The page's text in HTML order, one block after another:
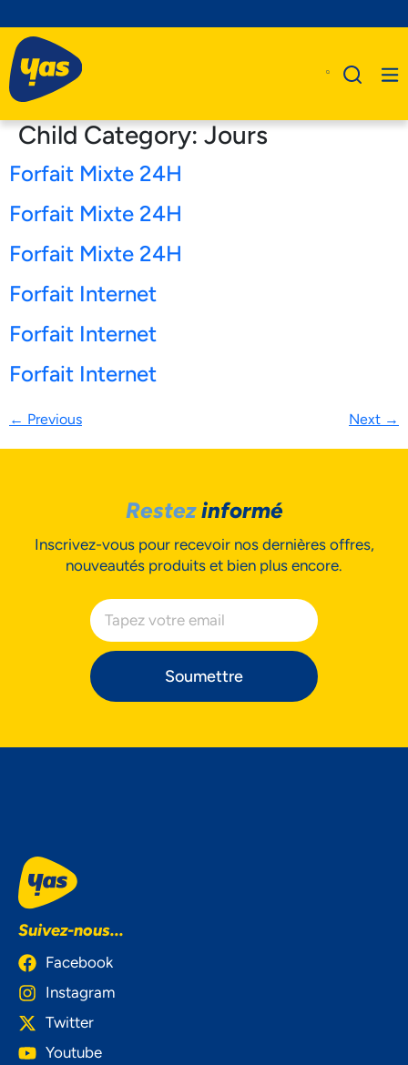
Child Category:Jours
Forfait Mixte 24H
Forfait Mixte 24H
Forfait Mixte 24H
Forfait Internet
Forfait Internet
Forfait Internet
← Previous Next →
Restezinformé
Inscrivez-vous pour recevoir nos dernières offres,
nouveautés produits et bien plus encore.
Soumettre
Suivez-nous...
Facebook
Instagram
Twitter
Youtube